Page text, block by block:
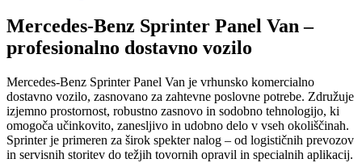
Mercedes-Benz Sprinter Panel Van –
profesionalno dostavno vozilo
Mercedes-Benz Sprinter Panel Van je vrhunsko komercialno
dostavno vozilo, zasnovano za zahtevne poslovne potrebe. Združuje
izjemno prostornost, robustno zasnovo in sodobno tehnologijo, ki
omogoča učinkovito, zanesljivo in udobno delo v vseh okoliščinah.
Sprinter je primeren za širok spekter nalog – od logističnih prevozov
in servisnih storitev do težjih tovornih opravil in specialnih aplikacij.